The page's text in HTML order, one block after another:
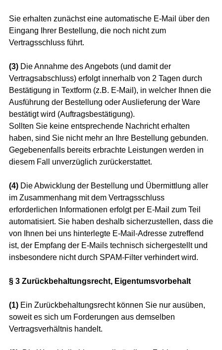
Sie erhalten zunächst eine automatische E-Mail über den
Eingang Ihrer Bestellung, die noch nicht zum
Vertragsschluss führt.
(3)Die Annahme des Angebots (und damit der
Vertragsabschluss) erfolgt innerhalb von 2 Tagen durch
Bestätigung in Textform (z.B. E-Mail), in welcher Ihnen die
Ausführung der Bestellung oder Auslieferung der Ware
bestätigt wird (Auftragsbestätigung).
Sollten Sie keine entsprechende Nachricht erhalten
haben, sind Sie nicht mehr an Ihre Bestellung gebunden.
Gegebenenfalls bereits erbrachte Leistungen werden in
diesem Fall unverzüglich zurückerstattet.
(4)Die Abwicklung der Bestellung und Übermittlung aller
im Zusammenhang mit dem Vertragsschluss
erforderlichen Informationen erfolgt per E-Mail zum Teil
automatisiert. Sie haben deshalb sicherzustellen, dass die
von Ihnen bei uns hinterlegte E-Mail-Adresse zutreffend
ist, der Empfang der E-Mails technisch sichergestellt und
insbesondere nicht durch SPAM-Filter verhindert wird.
§ 3 Zurückbehaltungsrecht, Eigentumsvorbehalt
(1)Ein Zurückbehaltungsrecht können Sie nur ausüben,
soweit es sich um Forderungen aus demselben
Vertragsverhältnis handelt.